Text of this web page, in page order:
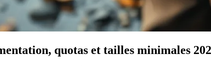
quotas et tailles minimales